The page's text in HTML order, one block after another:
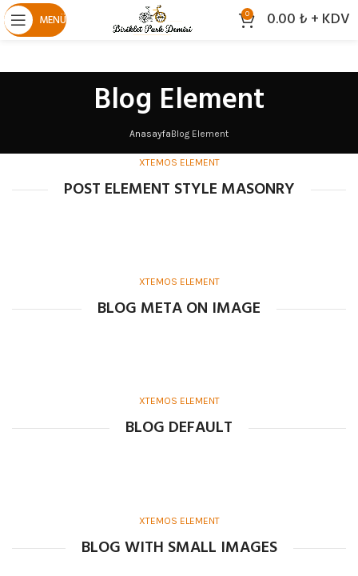
MENÜ 0 0.00 ₺ + KDV
Blog Element
AnasayfaBlog Element
XTEMOS ELEMENT
POST ELEMENT STYLE MASONRY
XTEMOS ELEMENT
BLOG META ON IMAGE
XTEMOS ELEMENT
BLOG DEFAULT
XTEMOS ELEMENT
BLOG WITH SMALL IMAGES